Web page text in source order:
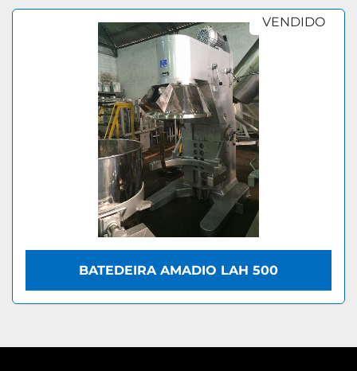
VENDIDO
BATEDEIRA AMADIO LAH 500